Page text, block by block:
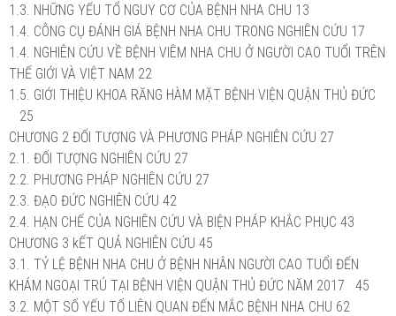
1.3. NHỮNG YẾU TỔ NGUY CƠ CỦA BỆNH NHA CHU 13
1.4. CÔNG CỤ ĐÁNH GIÁ BỆNH NHA CHU TRONG NGHIÊN CỨU 17
1.4. NGHIÊN CỨU VỀ BỆNH VIÊM NHA CHU Ở NGƯỜI CAO TUỔI TRÊN
THẾ GIỚI VÀ VIỆT NAM 22
1.5. GIỚI THIỆU KHOA RĂNG HÀM MẶT BỆNH VIỆN QUẬN THỦ ĐỨC
25
CHƯƠNG 2 ĐỐI TƯỢNG VÀ PHƯƠNG PHÁP NGHIÊN CỨU 27
2.1. ĐỐI TƯỢNG NGHIÊN CỨU 27
2.2. PHƯƠNG PHÁP NGHIÊN CỨU 27
2.3. ĐẠO ĐỨC NGHIÊN CỨU 42
2.4. HẠN CHẾ CỦA NGHIÊN CỨU VÀ BIỆN PHÁP KHẮC PHỤC 43
CHƯƠNG 3 kẾT QUẢ NGHIÊN CỨU 45
3.1. TỶ LỆ BỆNH NHA CHU Ở BỆNH NHÂN NGƯỜI CAO TUỔI ĐẾN
KHÁM NGOẠI TRÚ TẠI BỆNH VIỆN QUẬN THỦ ĐỨC NĂM 2017
45
3.2. MỘT SỐ YẾU TỐ LIÊN QUAN ĐẾN MẮC BỆNH NHA CHU 62